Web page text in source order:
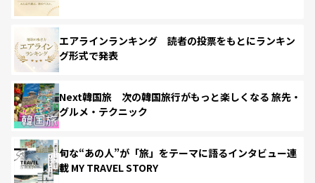
エアラインランキング 読者の投票をもとにランキン
グ形式で発表
Next韓国旅 次の韓国旅行がもっと楽しくなる 旅先・
グルメ・テクニック
旬な“あの人”が「旅」をテーマに語るインタビュー連
載 MY TRAVEL STORY